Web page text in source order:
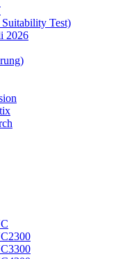
Suitability Test)
2026